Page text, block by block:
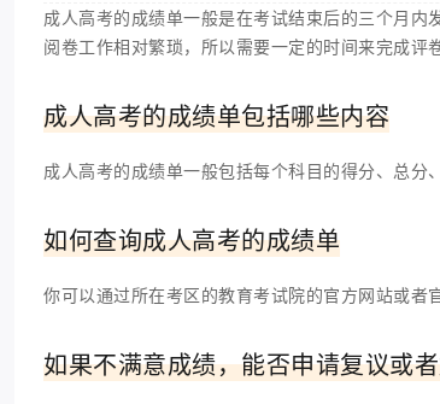
成人高考的成绩单一般是在考试结束后的三个月内
阅卷工作相对繁琐，所以需要一定的时间来完成评
成人高考的成绩单包括哪些内容
成人高考的成绩单一般包括每个科目的得分、总分
如何查询成人高考的成绩单
你可以通过所在考区的教育考试院的官方网站或者
如果不满意成绩，能否申请复议或